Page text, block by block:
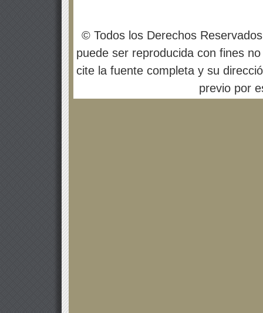
© Todos los Derechos
puede ser reproducida con fines
cite la fuente completa y su
previo por